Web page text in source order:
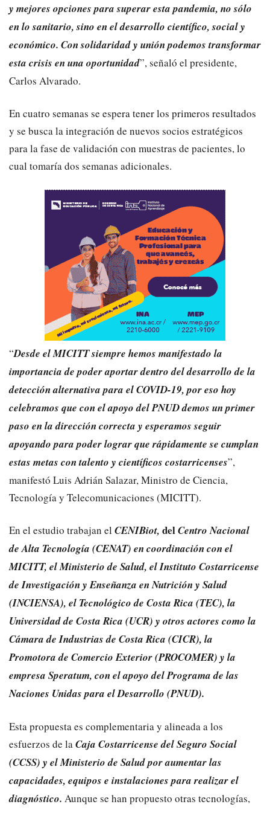
y mejores opciones para superar esta pandemia, no sólo
en lo sanitario, sino en el desarrollo científico, social y
económico. Con solidaridad y unión podemos transformar
esta crisis en una oportunidad”, señaló el presidente,
Carlos Alvarado.
En cuatro semanas se espera tener los primeros resultados
y se busca la integración de nuevos socios estratégicos
para la fase de validación con muestras de pacientes, lo
cual tomaría dos semanas adicionales.
“Desde el MICITT siempre hemos manifestado la
importancia de poder aportar dentro del desarrollo de la
detección alternativa para el COVID-19, por eso hoy
celebramos que con el apoyo del PNUD demos un primer
paso en la dirección correcta y esperamos seguir
apoyando para poder lograr que rápidamente se cumplan
estas metas con talento y científicos costarricenses”,
manifestó Luis Adrián Salazar, Ministro de Ciencia,
Tecnología y Telecomunicaciones (MICITT).
En el estudio trabajan el CENIBiot, delCentro Nacional
de Alta Tecnología (CENAT) en coordinación con el
MICITT, el Ministerio de Salud, el Instituto Costarricense
de Investigación y Enseñanza en Nutrición y Salud
(INCIENSA), el Tecnológico de Costa Rica (TEC), la
Universidad de Costa Rica (UCR) y otros actores como la
Cámara de Industrias de Costa Rica (CICR), la
Promotora de Comercio Exterior (PROCOMER) y la
empresa Speratum, con el apoyo del Programa de las
Naciones Unidas para el Desarrollo (PNUD).
Esta propuesta es complementaria y alineada a los
esfuerzos de laCaja Costarricense del Seguro Social
(CCSS) y el Ministerio de Salud por aumentar las
capacidades, equipos e instalaciones para realizar el
diagnóstico. Aunque se han propuesto otras tecnologías,